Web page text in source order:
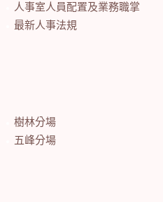
人事室人員配置及業務職掌
最新人事法規
樹林分場
五峰分場